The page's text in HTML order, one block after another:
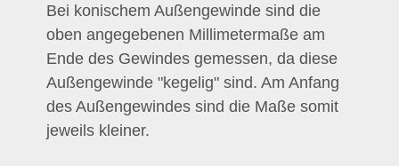
Bei konischem Außengewinde sind die
oben angegebenen Millimetermaße am
Ende des Gewindes gemessen, da diese
Außengewinde "kegelig" sind. Am Anfang
des Außengewindes sind die Maße somit
jeweils kleiner.